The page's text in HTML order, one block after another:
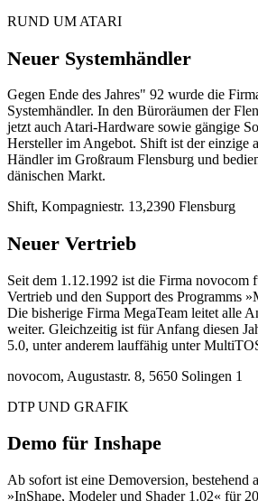
RUND UM ATARI
Neuer Systemhändler
Gegen Ende des Jahres" 92 wurde die
Systemhändler. In den Büroräumen der
jetzt auch Atari-Hardware sowie gängige
Hersteller im Angebot. Shift ist der einzige
Händler im Großraum Flensburg und
dänischen Markt.
Shift, Kompagniestr. 13,2390 Flensburg
Neuer Vertrieb
Seit dem 1.12.1992 ist die Firma novocom
Vertrieb und den Support des Programms
Die bisherige Firma MegaTeam leitet alle
weiter. Gleichzeitig ist für Anfang diesen
5.0, unter anderem lauffähig unter
novocom, Augustastr. 8, 5650 Solingen 1
DTP UND GRAFIK
Demo für Inshape
Ab sofort ist eine Demoversion, bestehend
»InShape, Modeler und Shader 1.02« für